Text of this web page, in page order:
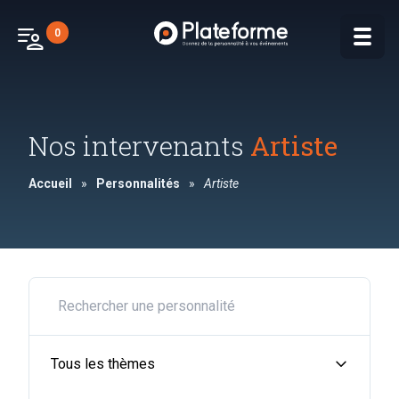
patient_list 0
Nos intervenants Artiste
Accueil » Personnalités » Artiste
Tous les thèmes expand_more